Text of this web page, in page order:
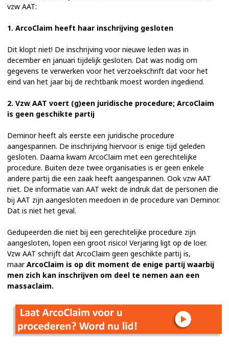
vzw AAT:
1. ArcoClaim heeft haar inschrijving gesloten
Dit klopt niet! De inschrijving voor nieuwe leden was in
december en januari tijdelijk gesloten. Dat was nodig om
gegevens te verwerken voor het verzoekschrift dat voor het
eind van het jaar bij de rechtbank moest worden ingediend.
2. Vzw AAT voert (g)een juridische procedure; ArcoClaim
is geen geschikte partij
Deminor heeft als eerste een juridische procedure
aangespannen. De inschrijving hiervoor is enige tijd geleden
gesloten. Daarna kwam ArcoClaim met een gerechtelijke
procedure. Buiten deze twee organisaties is er geen enkele
andere partij die een zaak heeft aangespannen. Ook vzw AAT
niet. De informatie van AAT wekt de indruk dat de personen die
bij AAT zijn aangesloten meedoen in de procedure van Deminor.
Dat is niet het geval.
Gedupeerden die niet bij een gerechtelijke procedure zijn
aangesloten, lopen een groot risico! Verjaring ligt op de loer.
Vzw AAT schrijft dat ArcoClaim geen geschikte partij is,
maarArcoClaim is op dit moment de enige partij waarbij
men zich kan inschrijven om deel te nemen aan een
massaclaim.